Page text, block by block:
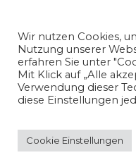
©2022
Wir nutzen Cookies,
Nutzung unserer
erfahren Sie unter
Mit Klick auf „Alle
Verwendung dieser
diese Einstellungen
Cookie Einstellungen